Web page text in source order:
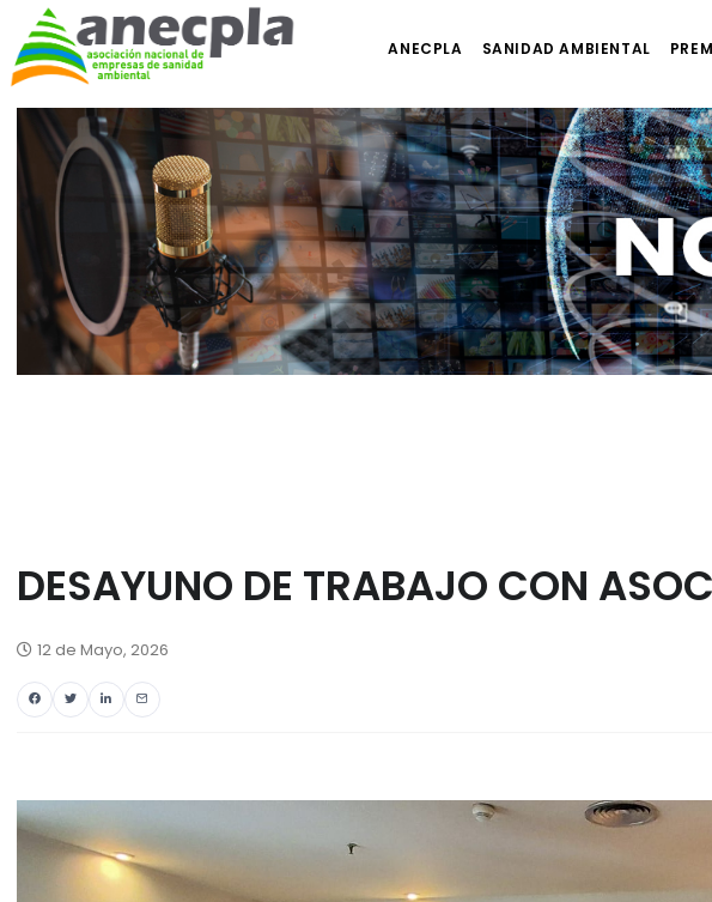
ANECPLA SANIDAD AMBIENTAL
DESAYUNO DE TRABAJO CON
12 de Mayo, 2026